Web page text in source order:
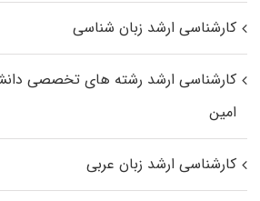
کارشناسی ارشد زبان شناسی
کارشناسی ارشد رﺷﺘﻪ ﻫﺎی تخصصی
اﻣﻴﻦ
کارشناسی ارشد زبان عربی